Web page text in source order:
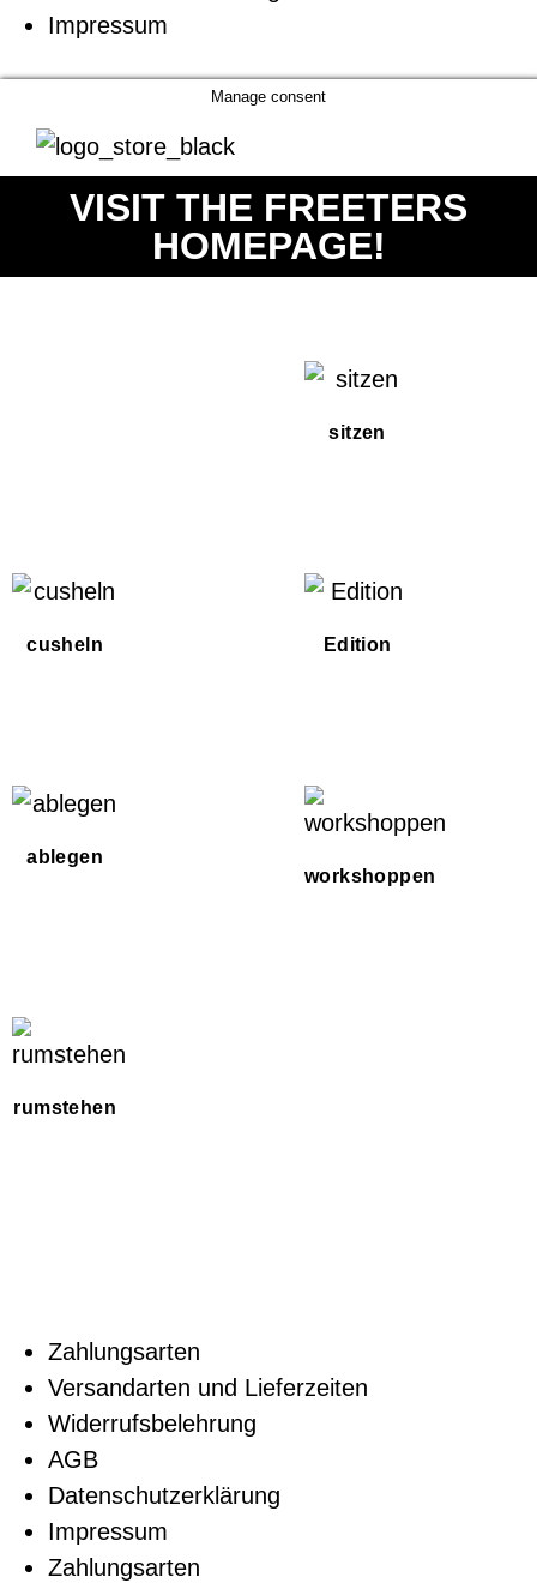
Impressum
Manage consent
VISIT THE FREETERS
HOMEPAGE!
sitzen
cusheln Edition
ablegen
workshoppen
rumstehen
Zahlungsarten
Versandarten und Lieferzeiten
Widerrufsbelehrung
AGB
Datenschutzerklärung
Impressum
Zahlungsarten